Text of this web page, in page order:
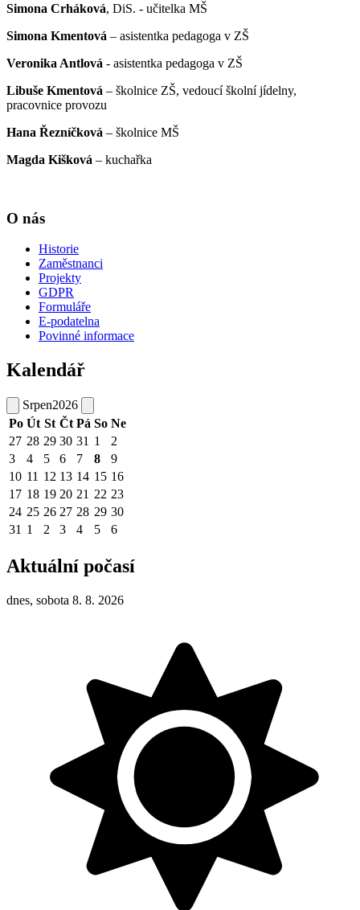
Simona Crháková, DiS. - učitelka MŠ
Simona Kmentová – asistentka pedagoga v ZŠ
Veronika Antlová - asistentka pedagoga v ZŠ
Libuše Kmentová – školnice ZŠ, vedoucí školní jídelny,
pracovnice provozu
Hana Řezníčková – školnice MŠ
Magda Kišková – kuchařka
O nás
Historie
Zaměstnanci
Projekty
GDPR
Formuláře
E-podatelna
Povinné informace
Kalendář
Srpen2026
Po Út St Čt Pá So Ne
27 28 29 30 31 1
2
3
4 5 6 7 8
9
10 11 12 13 14 15 16
17 18 19 20 21 22 23
24 25 26 27 28 29 30
31 1 2 3 4 5 6
Aktuální počasí
dnes, sobota 8. 8. 2026